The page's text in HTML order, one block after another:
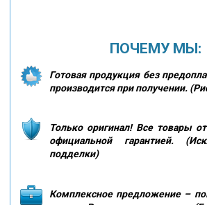
ПОЧЕМУ МЫ:
Готовая продукция без
производится при получении.
Только оригинал! Все товары
официальной гарантией.
подделки)
Комплексное предложение –